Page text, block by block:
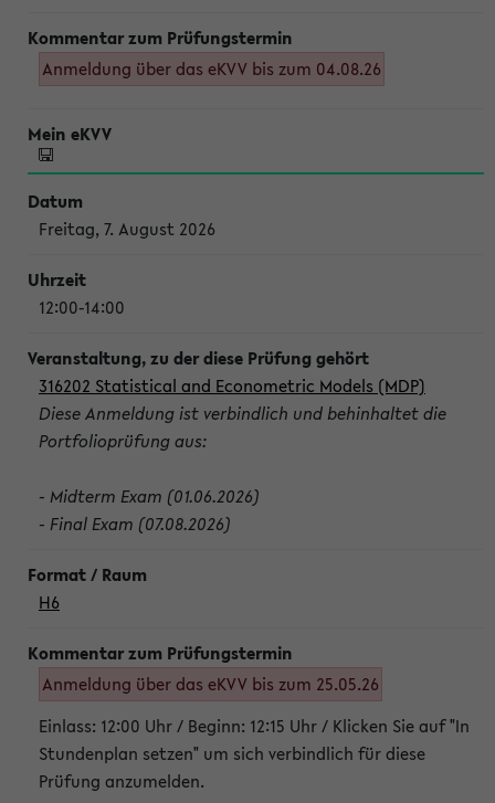
Anmeldung über das eKVV bis zum 04.08.26
Freitag, 7. August 2026
12:00-14:00
316202 Statistical and Econometric Models (MDP)
Diese Anmeldung ist verbindlich und behinhaltet die
Portfolioprüfung aus:
- Midterm Exam (01.06.2026)
- Final Exam (07.08.2026)
H6
Anmeldung über das eKVV bis zum 25.05.26
Einlass: 12:00 Uhr / Beginn: 12:15 Uhr / Klicken Sie auf "In
Stundenplan setzen" um sich verbindlich für diese
Prüfung anzumelden.